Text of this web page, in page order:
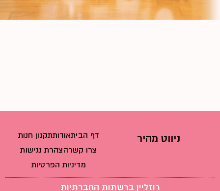
ניווט מהיר דף הביתאודותתקנון חנות
צרו קשרהצהרת נגישות
מדיניות הפרטיות
רוזליין ברשתות החברתיות